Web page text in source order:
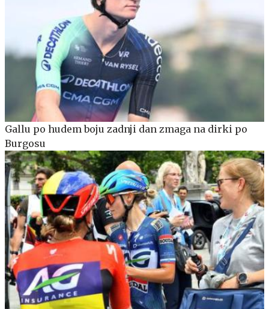
Gallu po hudem boju zadnji dan zmaga na dirki po
Burgosu